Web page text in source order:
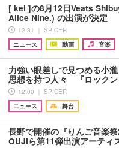
[ kei ]の8月12日Veats
Alice Nine.) の出演が決定
12:31 ｜ SPICER
ニュース
動画 音楽
力強い眼差しで見つめる小
思想を持つ人々 『ロック
12:00 ｜ SPICER
ニュース
舞台
長野で開催の『りんご音楽
OUJIら第11弾出演アーティ